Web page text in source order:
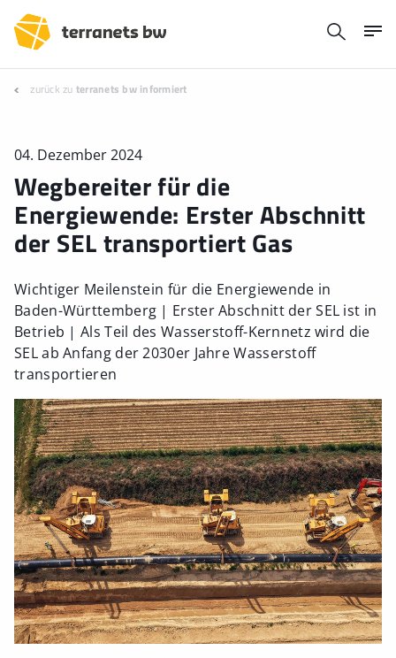
zurück zu terranets bw informiert
04. Dezember 2024
Wegbereiter für die
Energiewende: Erster Abschnitt
der SEL transportiert Gas
Wichtiger Meilenstein für die Energiewende in
Baden-Württemberg | Erster Abschnitt der SEL ist in
Betrieb | Als Teil des Wasserstoff-Kernnetz wird die
SEL ab Anfang der 2030er Jahre Wasserstoff
transportieren